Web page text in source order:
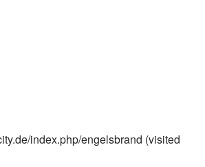
index.php/engelsbrand (visited